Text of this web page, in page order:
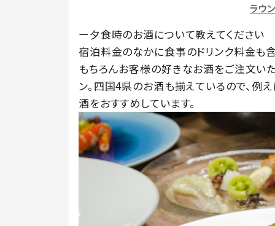
ラウ
ー夕食時のお酒について教えてください
宿泊料金のなかに食事のドリンク料金も
もちろんお客様の好きなお酒をご注文い
ン。四国4県のお酒も揃えているので、
酒をおすすめしています。